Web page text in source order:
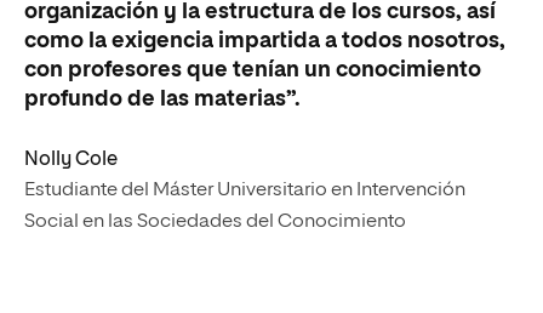
organización y la estructura de los cursos, así
como la exigencia impartida a todos nosotros,
con profesores que tenían un conocimiento
profundo de las materias”.
Nolly Cole
Estudiante del Máster Universitario en Intervención
Social en las Sociedades del Conocimiento